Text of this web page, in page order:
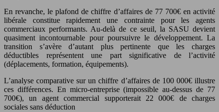
En revanche, le plafond de chiffre d’affaires de 77 700€ en activité
libérale constitue rapidement une contrainte pour les agents
commerciaux performants. Au-delà de ce seuil, la SASU devient
quasiment incontournable pour poursuivre le développement. La
transition s’avère d’autant plus pertinente que les charges
déductibles représentent une part significative de l’activité
(déplacements, formation, équipements).
L’analyse comparative sur un chiffre d’affaires de 100 000€ illustre
ces différences. En micro-entreprise (impossible au-dessus de 77
700€), un agent commercial supporterait 22 000€ de charges
sociales sans déduction